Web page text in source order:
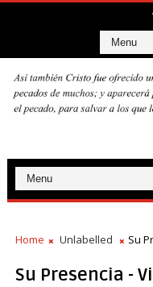
Home Unlabelled Su
Su Presencia -